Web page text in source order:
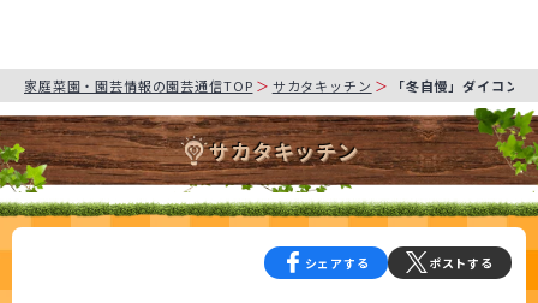
家庭菜園・園芸情報の園芸通信TOP サカタキッチン 「冬自慢」ダイコン
サカタキッチン
シェアする ポストする